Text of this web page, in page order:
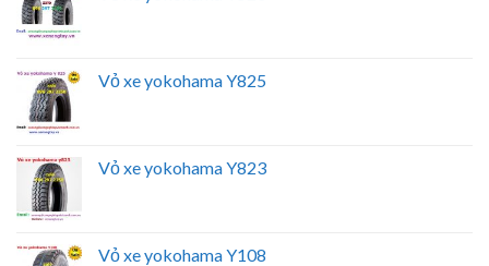
Vỏ xe yokohama Y825
Vỏ xe yokohama Y823
Vỏ xe yokohama Y108